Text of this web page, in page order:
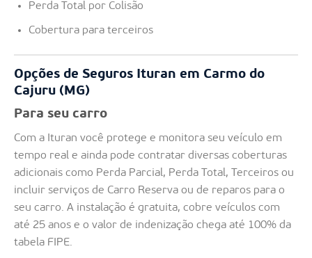
Perda Total por Colisão
Cobertura para terceiros
Opções de Seguros Ituran em Carmo do
Cajuru (MG)
Para seu carro
Com a Ituran você protege e monitora seu veículo em
tempo real e ainda pode contratar diversas coberturas
adicionais como Perda Parcial, Perda Total, Terceiros ou
incluir serviços de Carro Reserva ou de reparos para o
seu carro. A instalação é gratuita, cobre veículos com
até 25 anos e o valor de indenização chega até 100% da
tabela FIPE.